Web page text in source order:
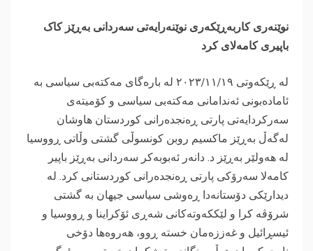
‎نوێنەری کاربەڕێکەری نوێنەرایەتی سەردانی بەڕێز کاک
باپیری کامەلای کرد
‎لە ڕێکەوتی ٢٠٢٣/١١/١٩ لە بارەگای مەکتەبی سیاسی بە
ئامادەبونی ئەندامانی مەکتەبی سیاسی و کۆمیتەی
سەرکردایەتی پارتی ڕەنجدەرانی کوردستان هاوشان
لەگەڵ بەڕێز ماکسیم روبن کونسوڵی گشتی وڵاتی ڕووسیا
لە هەولێر بەڕێز د. دانەر ئەبوبەکر سەردانی بەڕێز باپیر
کامەلا سەرۆکی پارتی ڕەنجدەرانی کوردستانی کرد. لە
دیدارێکی دۆستانەدا ڕەوشی سیاسی جیهان بە گشتی
شرۆڤە کرا و لێککەوتەکانی شەڕی ئۆکراینا و ڕووسیا و
ئیسڕائیل و غەززەمان خستە ڕوو، هەروەها دۆخی